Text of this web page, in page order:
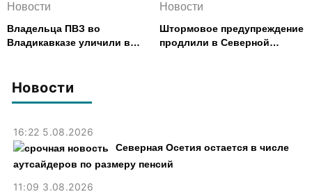
Новости
16:22 5.08.2026
Северная Осетия остается в числе
аутсайдеров по размеру пенсий
11:09 3.08.2026
Новости
Владельца ПВЗ во
Владикавказе уличили в
Новости
Штормовое предупреждение
продлили в Северной